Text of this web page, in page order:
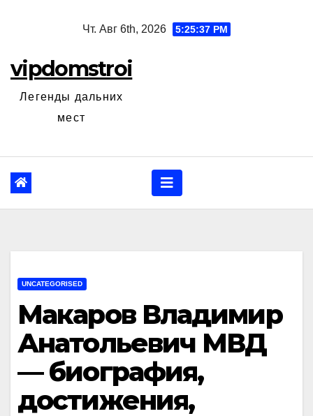
Чт. Авг 6th, 2026 5:25:38 PM
vipdomstroi
Легенды дальних
мест
UNCATEGORISED
Макаров Владимир
Анатольевич МВД
— биография,
достижения,